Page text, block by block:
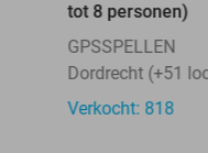
tot 8 personen)
GPSSPELLEN
Dordrecht (+51
Verkocht: 818